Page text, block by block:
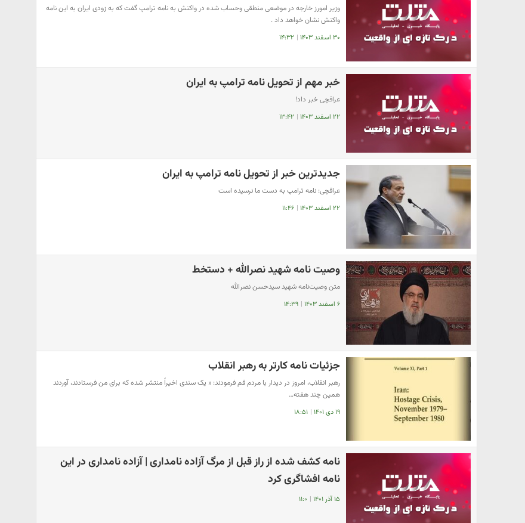
وزیر امورز خارجه در موضعی منطقی وحساب شده در واکنش به نامه ترامپ گفت که به زودی ایران به این نامه
واکنش نشان خواهد داد .
۳۰ اسفند ۱۴۰۳ | ۱۴:۳۲
خبر مهم از تحویل نامه ترامپ به ایران
عراقچی خبر داد!
۲۲ اسفند ۱۴۰۳ | ۱۳:۴۲
جدیدترین خبر از تحویل نامه ترامپ به ایران
عراقچی: نامه ترامپ به دست ما نرسیده است
۲۲ اسفند ۱۴۰۳ | ۱۱:۴۶
وصیت نامه شهید نصرالله + دستخط
متن وصیت‌نامه شهید سیدحسن نصرالله
۶ اسفند ۱۴۰۳ | ۱۴:۳۹
جزئیات نامه‌ کارتر به رهبر انقلاب
رهبر انقلاب، امروز در دیدار با مردم قم فرمودند: « یک سندی اخیراً منتشر شده که برای من فرستادند، آوردند
همین چند هفته…
۱۹ دی ۱۴۰۱ | ۱۸:۵۱
نامه کشف شده از راز قبل از مرگ آزاده نامداری | آزاده نامداری در این
نامه افشاگری کرد
۱۵ آذر ۱۴۰۱ | ۱۱:۰